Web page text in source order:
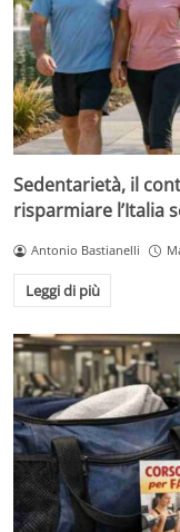
Sedentarietà, il
risparmiare l’Italia
Antonio Bastianelli
Leggi di più